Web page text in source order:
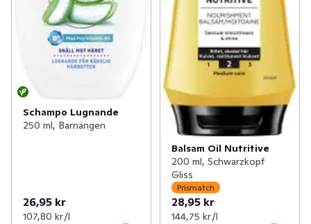
Schampo Lugnande
250 ml, Barnängen
26,95 kr
107,80 kr /l
Balsam Oil Nutritive
200 ml, Schwarzkopf
Gliss
Prismatch
28,95 kr
144,75 kr /l